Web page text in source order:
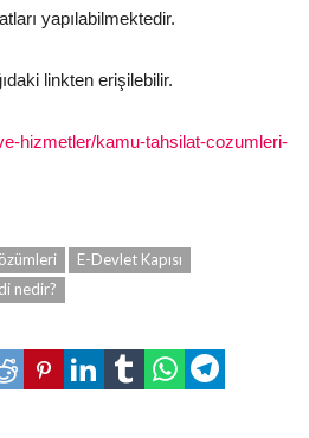
yapılabilmektedir.
linkten erişilebilir.
hizmetler/kamu-tahsilat-cozumleri-
E-Devlet Kapısı
nedir?